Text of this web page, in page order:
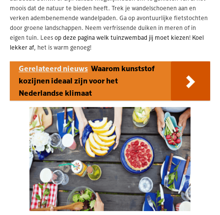
moois dat de natuur te bieden heeft. Trek je wandelschoenen aan en
verken adembenemende wandelpaden. Ga op avontuurlijke fietstochten
door groene landschappen. Neem verfrissende duiken in meren of in
eigen tuin. Leesop deze pagina welk tuinzwembad jij moet kiezen! Koel
lekker af, het is warm genoeg!
Gerelateerd nieuws Waarom kunststof
kozijnen ideaal zijn voor het
Nederlandse klimaat